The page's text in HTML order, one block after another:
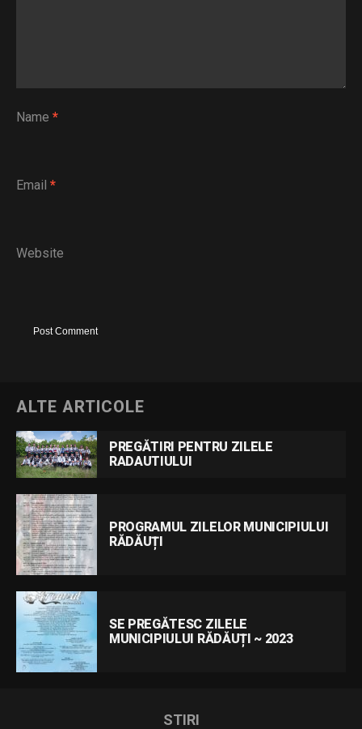
Name *
Email *
Website
ALTE ARTICOLE
PREGĂTIRI PENTRU ZILELE
RADAUTIULUI
PROGRAMUL ZILELOR MUNICIPIULUI
RĂDĂUȚI
SE PREGĂTESC ZILELE
MUNICIPIULUI RĂDĂUȚI ~ 2023
STIRI